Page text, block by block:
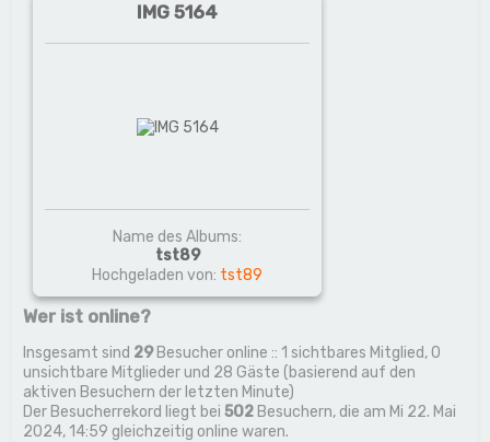
IMG 5164
Name des Albums:
tst89
Hochgeladen von: tst89
Wer ist online?
Insgesamt sind 29Besucher online :: 1 sichtbares Mitglied, 0
unsichtbare Mitglieder und 28 Gäste (basierend auf den
aktiven Besuchern der letzten Minute)
Der Besucherrekord liegt bei502 Besuchern, die am Mi 22. Mai
2024, 14:59 gleichzeitig online waren.